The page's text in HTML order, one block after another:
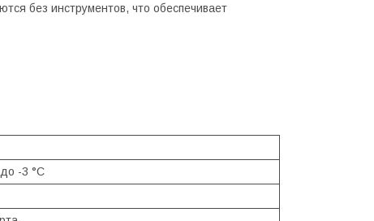
без инструментов, что обеспечивает
-3 °С